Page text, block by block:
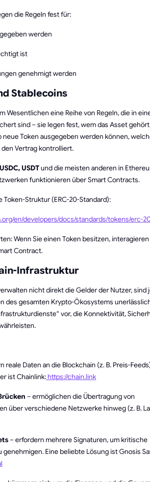
die Regeln fest für:
werden
ist
genehmigt werden
Stablecoins
Wesentlichen eine Reihe von Regeln, die in
sind – sie legen fest, wem das Asset
neue Token ausgegeben werden können,
Vertrag kontrolliert.
USDC, USDTund die meisten anderen in
funktionieren über Smart Contracts.
Token-Struktur (ERC-20-Standard):
en/developers/docs/standards/tokens/erc-
Wenn Sie einen Token besitzen,
Contract.
Infrastruktur
nicht direkt die Gelder der Nutzer, sind
des gesamten Krypto-Ökosystems
vor, die Konnektivität,
reale Daten an die Blockchain (z. B. Preis-
ist Chainlink: https://chain.link
– ermöglichen die Übertragung von
über verschiedene Netzwerke hinweg (z. B.
– erfordern mehrere Signaturen, um kritische
genehmigen. Eine beliebte Lösung ist Gnosis